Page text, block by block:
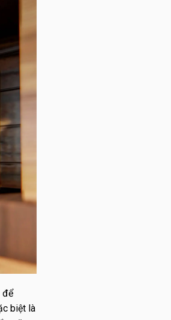
để
biệt là